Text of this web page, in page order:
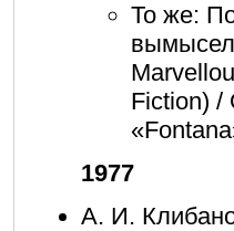
То же:
вымысел
Fiction) /
1977
А. И.